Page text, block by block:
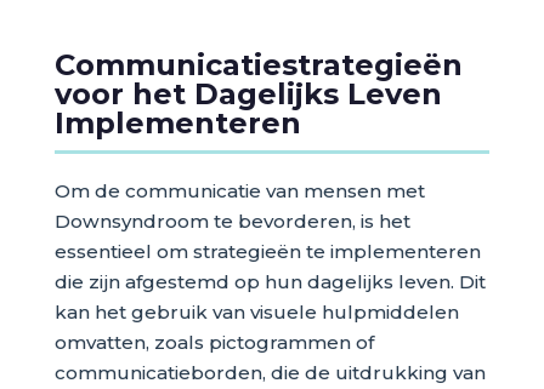
Communicatiestrategieën
voor het Dagelijks Leven
Implementeren
Om de communicatie van mensen met
Downsyndroom te bevorderen, is het
essentieel om strategieën te implementeren
die zijn afgestemd op hun dagelijks leven. Dit
kan het gebruik van visuele hulpmiddelen
omvatten, zoals pictogrammen of
communicatieborden, die de uitdrukking van